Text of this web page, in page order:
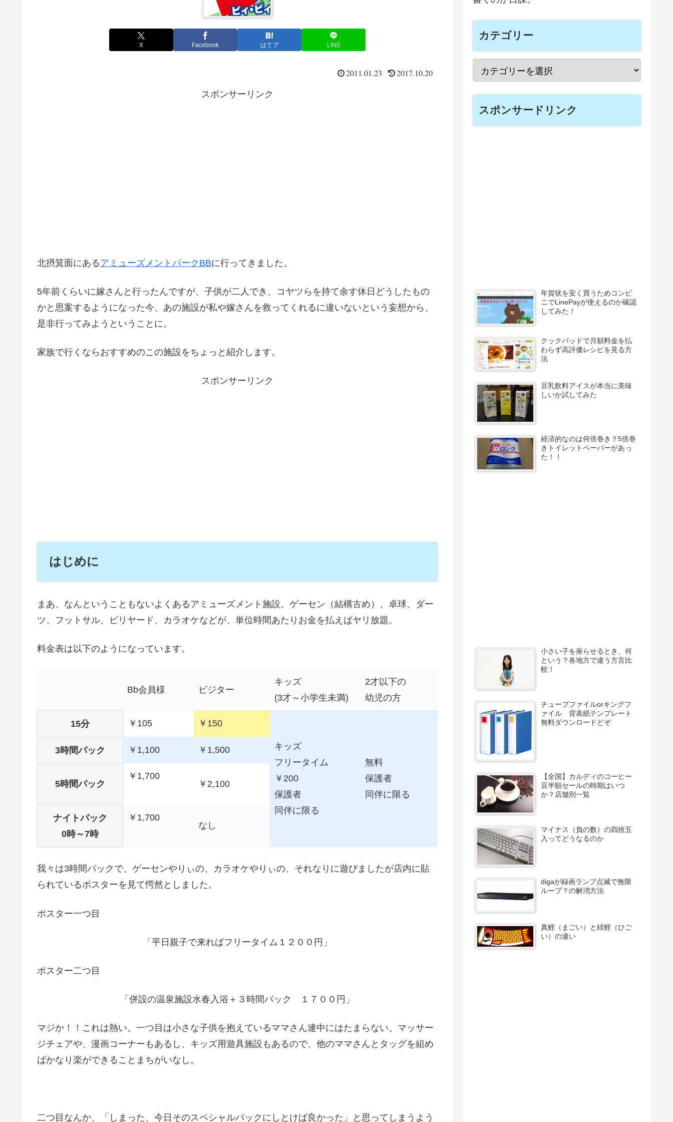
X Facebook はてブ LINE
2011.01.23 2017.10.20
スポンサーリンク
北摂箕面にあるアミューズメントパークBBに行ってきました。
5年前くらいに嫁さんと行ったんですが、子供が二人でき、コヤツらを持て余す休日どうしたもの
かと思案するようになった今、あの施設が私や嫁さんを救ってくれるに違いないという妄想から、
是非行ってみようということに。
家族で行くならおすすめのこの施設をちょっと紹介します。
スポンサーリンク
はじめに
まあ、なんということもないよくあるアミューズメント施設。ゲーセン（結構古め）、卓球、ダー
ツ、フットサル、ビリヤード、カラオケなどが、単位時間あたりお金を払えばヤリ放題。
料金表は以下のようになっています。
Bb会員様 ビジター
キッズ
(3才～小学生未満)
2才以下の
幼児の方
15分 ￥105 ￥150
キッズ
フリータイム
￥200
保護者
同伴に限る
無料
保護者
同伴に限る
3時間パック ￥1,100 ￥1,500
5時間パック
￥1,700
￥2,100
ナイトパック
0時～7時
￥1,700
なし
我々は3時間パックで、ゲーセンやりぃの、カラオケやりぃの、それなりに遊びましたが店内に貼
られているポスターを見て愕然としました。
ポスター一つ目
「平日親子で来ればフリータイム１２００円」
ポスター二つ目
「併設の温泉施設水春入浴＋３時間パック １７００円」
マジか！！これは熱い。一つ目は小さな子供を抱えているママさん連中にはたまらない。マッサー
ジチェアや、漫画コーナーもあるし、キッズ用遊具施設もあるので、他のママさんとタッグを組め
ばかなり楽ができることまちがいなし。
二つ目なんか、「しまった、今日そのスペシャルパックにしとけば良かった」と思ってしまうよう
カテゴリー
スポンサードリンク
年賀状を安く買うためコンビ
ニでLinePayが使えるのか確認
してみた！
クックパッドで月額料金を払
わらず高評価レシピを見る方
法
豆乳飲料アイスが本当に美味
しいか試してみた
経済的なのは何倍巻き？5倍巻
きトイレットペーパーがあっ
た！！
小さい子を座らせるとき、何
という？各地方で違う方言比
較！
チューブファイルorキングフ
ァイル 背表紙テンプレート
無料ダウンロードどぞ
【全国】カルディのコーヒー
豆半額セールの時期はいつ
か？店舗別一覧
マイナス（負の数）の四捨五
入ってどうなるのか
digaが録画ランプ点滅で無限
ループ？の解消方法
真鯉（まごい）と緋鯉（ひご
い）の違い